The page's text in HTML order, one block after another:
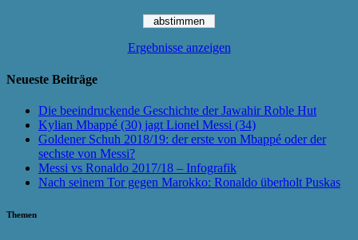
Ergebnisse anzeigen
Neueste Beiträge
Die beeindruckende Geschichte der Jawahir Roble Hut
Kylian Mbappé (30) jagt Lionel Messi (34)
Goldener Schuh 2018/19: der erste von Mbappé oder der
sechste von Messi?
Messi vs Ronaldo 2017/18 – Infografik
Nach seinem Tor gegen Marokko: Ronaldo überholt Puskas
Themen